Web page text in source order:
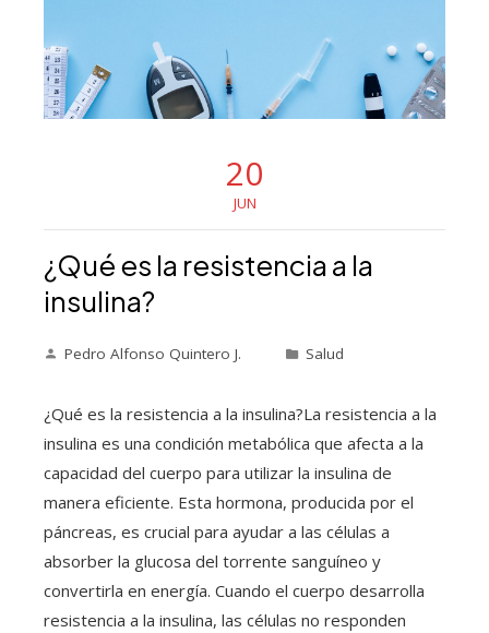
20
JUN
¿Qué es la resistencia a la
insulina?
Pedro Alfonso Quintero J. Salud
¿Qué es la resistencia a la insulina?La resistencia a la
insulina es una condición metabólica que afecta a la
capacidad del cuerpo para utilizar la insulina de
manera eficiente. Esta hormona, producida por el
páncreas, es crucial para ayudar a las células a
absorber la glucosa del torrente sanguíneo y
convertirla en energía. Cuando el cuerpo desarrolla
resistencia a la insulina, las células no responden